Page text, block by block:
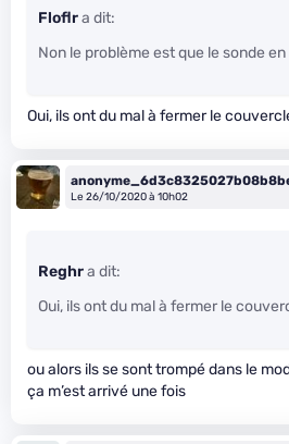
Floflra dit:
Non le problème est que le sonde en
Oui, ils ont du mal à fermer le
Le 26/10/2020 à 10h02
Reghra dit:
Oui, ils ont du mal à fermer le
ou alors ils se sont trompé dans le
ça m’est arrivé une fois